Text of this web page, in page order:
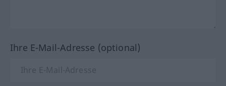
Ihre E-Mail-Adresse (optional)